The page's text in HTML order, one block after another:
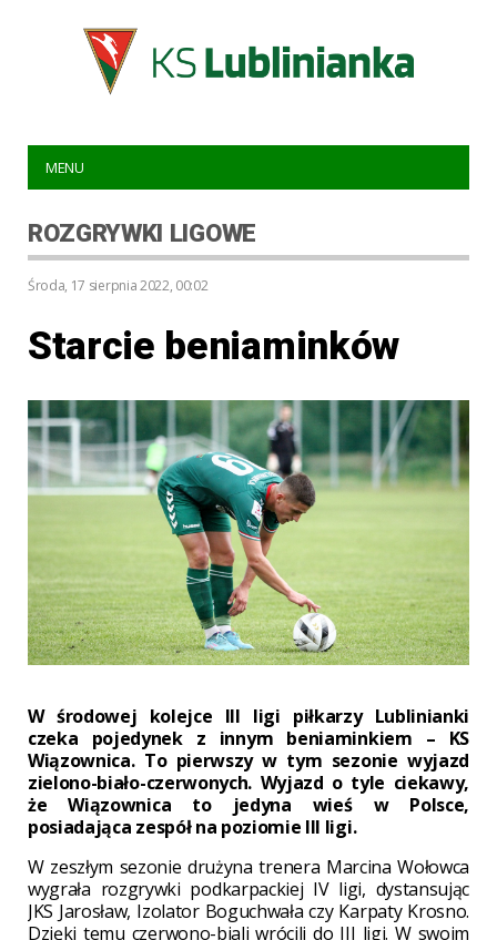
MENU
ROZGRYWKI LIGOWE
środa, 17 sierpnia 2022, 00:02
Starcie beniaminków
W środowej kolejce III ligi piłkarzy Lublinianki
czeka pojedynek z innym beniaminkiem – KS
Wiązownica. To pierwszy w tym sezonie wyjazd
zielono-biało-czerwonych. Wyjazd o tyle ciekawy,
że Wiązownica to jedyna wieś w Polsce,
posiadająca zespół na poziomie III ligi.
W zeszłym sezonie drużyna trenera Marcina Wołowca
wygrała rozgrywki podkarpackiej IV ligi, dystansując
JKS Jarosław, Izolator Boguchwała czy Karpaty Krosno.
Dzięki temu czerwono-biali wrócili do III ligi. W swoim